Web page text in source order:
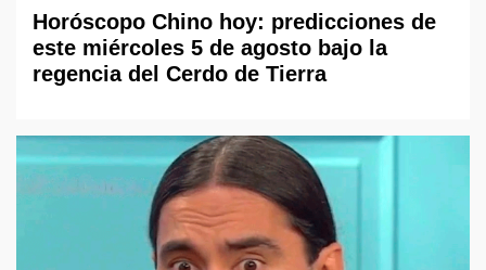
Horóscopo Chino hoy: predicciones de
este miércoles 5 de agosto bajo la
regencia del Cerdo de Tierra